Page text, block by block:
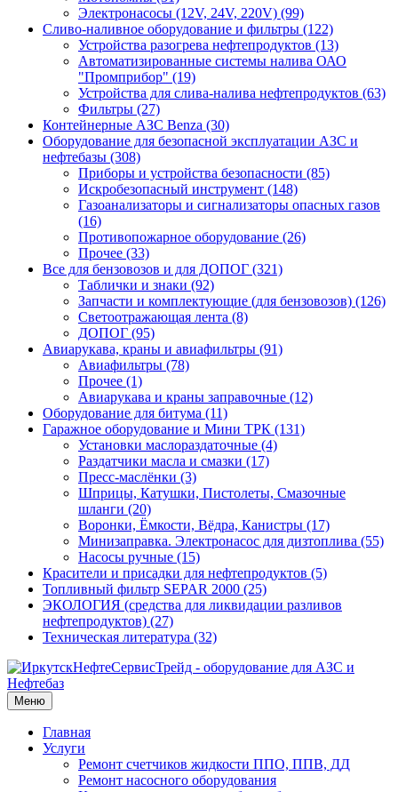
Электронасосы (12V, 24V, 220V) (99)
Сливо-наливное оборудование и фильтры (122)
Устройства разогрева нефтепродуктов (13)
Автоматизированные системы налива ОАО
"Промприбор" (19)
Устройства для слива-налива нефтепродуктов (63)
Фильтры (27)
Контейнерные АЗС Benza (30)
Оборудование для безопасной эксплуатации АЗС и
нефтебазы (308)
Приборы и устройства безопасности (85)
Искробезопасный инструмент (148)
Газоанализаторы и сигнализаторы опасных газов
(16)
Противопожарное оборудование (26)
Прочее (33)
Все для бензовозов и для ДОПОГ (321)
Таблички и знаки (92)
Запчасти и комплектующие (для бензовозов) (126)
Светоотражающая лента (8)
ДОПОГ (95)
Авиарукава, краны и авиафильтры (91)
Авиафильтры (78)
Прочее (1)
Авиарукава и краны заправочные (12)
Оборудование для битума (11)
Гаражное оборудование и Мини ТРК (131)
Установки маслораздаточные (4)
Раздатчики масла и смазки (17)
Пресс-маслёнки (3)
Шприцы, Катушки, Пистолеты, Смазочные
шланги (20)
Воронки, Ёмкости, Вёдра, Канистры (17)
Минизаправка. Электронасос для дизтоплива (55)
Насосы ручные (15)
Красители и присадки для нефтепродуктов (5)
Топливный фильтр SEPAR 2000 (25)
ЭКОЛОГИЯ (средства для ликвидации разливов
нефтепродуктов) (27)
Техническая литература (32)
Меню
Главная
Услуги
Ремонт счетчиков жидкости ППО, ППВ, ДД
Ремонт насосного оборудования